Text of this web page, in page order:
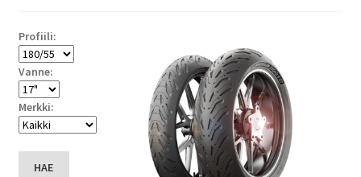
Profiili:
Vanne:
Merkki:
HAE